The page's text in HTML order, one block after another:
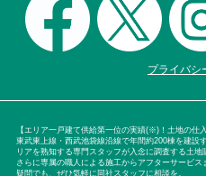
プライバシ
【エリア一戸建て供給第一位の実績(※)！土地の仕
東武東上線・西武池袋線沿線で年間約200棟を建設
リアを熟知する専門スタッフが入念に調査する土
さらに専属の職人による施工からアフターサービ
疑問でも、ぜひ気軽に同社スタッフに相談を。